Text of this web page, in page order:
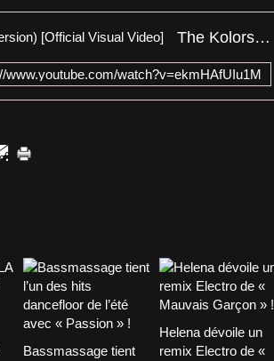
The Kolors - ITALODISCO (English Version) [Official Visual Video]
www.youtube.com/watch?v=ekmHAfUIu1M
Bassmassage tient
Helena dévoile un
remix Electro de «